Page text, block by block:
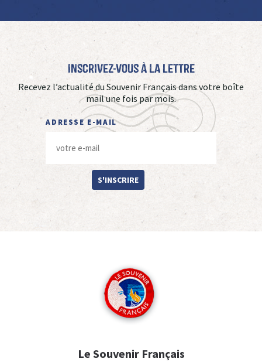
Inscrivez-vous à La Lettre
Recevez l’actualité du Souvenir Français dans votre boîte
mail une fois par mois.
ADRESSE E-MAIL
S'INSCRIRE
Le Souvenir Français